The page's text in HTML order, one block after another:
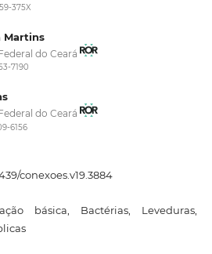
375X
Martins
do Ceará
7190
do Ceará
6156
conexoes.v19.3884
básica, Bactérias, Leveduras,